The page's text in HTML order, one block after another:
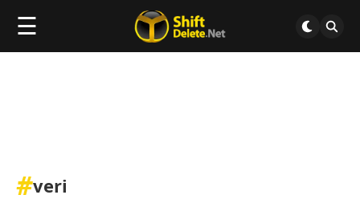
☰
#veri